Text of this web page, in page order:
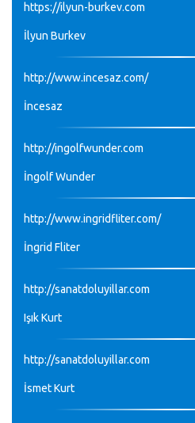
https://ilyun-burkev.com
İlyun Burkev
http://www.incesaz.com/
İncesaz
http://ingolfwunder.com
İngolf Wunder
http://www.ingridfliter.com/
İngrid Fliter
http://sanatdoluyillar.com
Işık Kurt
http://sanatdoluyillar.com
İsmet Kurt